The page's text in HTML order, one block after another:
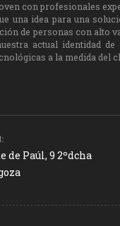
con profesionales
una idea para una
de personas con alto
actual identidad de
a la medida del
de Paúl, 9 2ºdcha